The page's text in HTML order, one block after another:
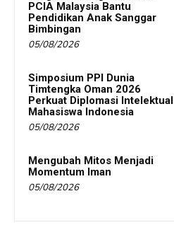
PCIA Malaysia Bantu
Pendidikan Anak Sanggar
Bimbingan
05/08/2026
Simposium PPI Dunia
Timtengka Oman 2026
Perkuat Diplomasi Intelektual
Mahasiswa Indonesia
05/08/2026
Mengubah Mitos Menjadi
Momentum Iman
05/08/2026